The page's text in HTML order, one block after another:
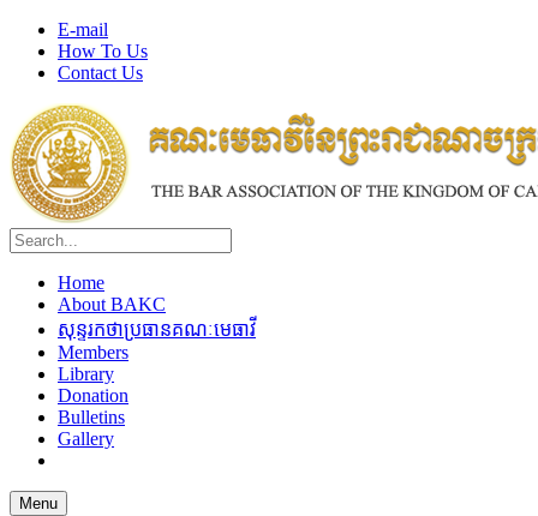
E-mail
How To Us
Contact Us
Home
About BAKC
សុន្ទរកថាប្រធានគណៈមេធាវី
Members
Library
Donation
Bulletins
Gallery
Menu